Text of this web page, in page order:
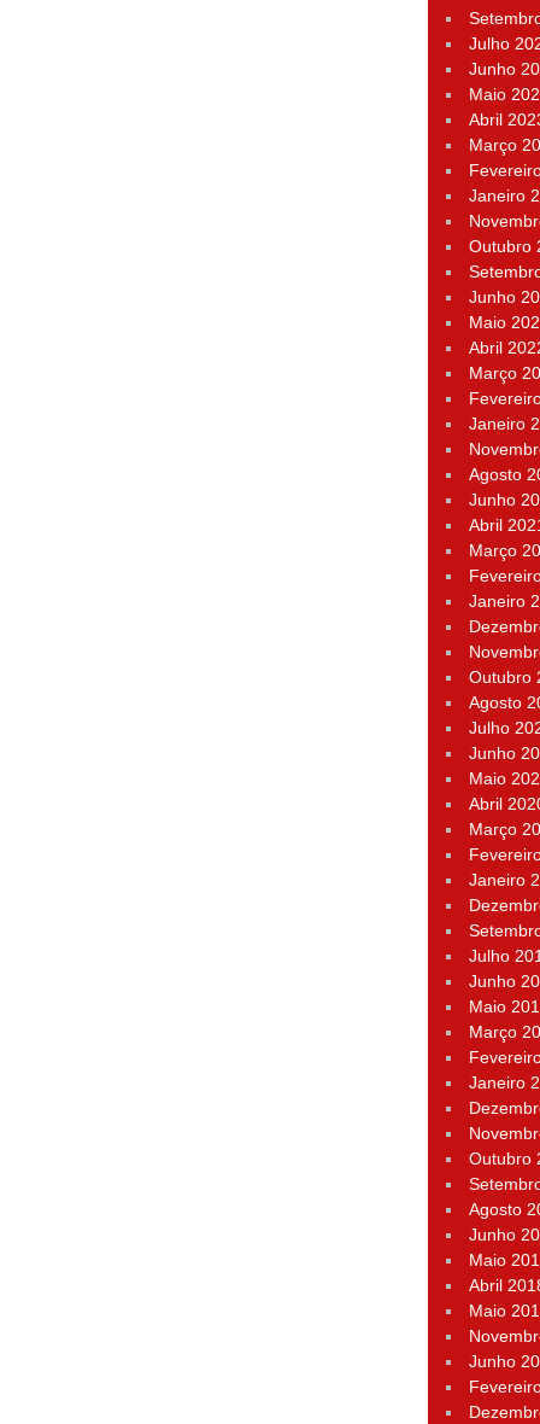
Julho
Junho
Maio
Abril
Março
Janeiro
Outubro
Junho
Maio
Abril
Março
Janeiro
Agosto
Junho
Abril
Março
Janeiro
Outubro
Agosto
Julho
Junho
Maio
Abril
Março
Janeiro
Julho
Junho
Maio
Março
Janeiro
Outubro
Agosto
Junho
Maio
Abril
Maio
Junho